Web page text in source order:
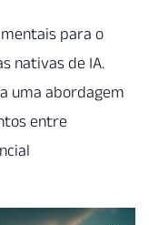
para o
nativas de IA.
uma abordagem
entre